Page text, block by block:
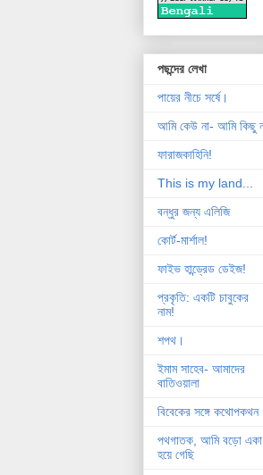
পছন্দের লেখা
পায়ের নীচে সর্ষে।
আমি কেউ না- আমি কিছু
ফারাজকাহিনি!
This is my land...
বন্ধুর জন্য এলিজি
কোর্ট-মার্শাল!
ফাইভ হান্ড্রেড ডেইজ!
প্রকৃতি: একটি চাবুকের
নাম!
শপথ।
ইমাম সাহেব- আমাদের
বাতিওয়ালা
বিবেকের সঙ্গে কথোপকথন
পথগাতক, আমি বড়ো একা
হয়ে গেছি